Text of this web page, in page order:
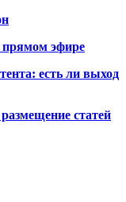
прямом эфире
есть ли выход
размещение статей